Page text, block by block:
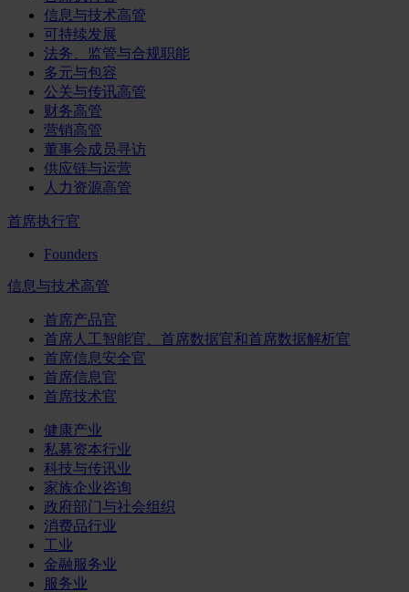
信息与技术高管
可持续发展
法务、监管与合规职能
多元与包容
公关与传讯高管
财务高管
营销高管
董事会成员寻访
供应链与运营
人力资源高管
首席执行官
Founders
信息与技术高管
首席产品官
首席人工智能官、首席数据官和首席数据解析官
首席信息安全官
首席信息官
首席技术官
健康产业
私募资本行业
科技与传讯业
家族企业咨询
政府部门与社会组织
消费品行业
工业
金融服务业
服务业